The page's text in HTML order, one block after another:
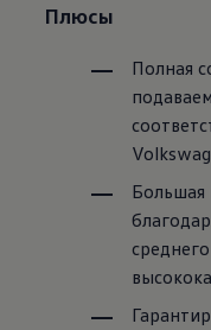
Плюсы
Полная
Большая